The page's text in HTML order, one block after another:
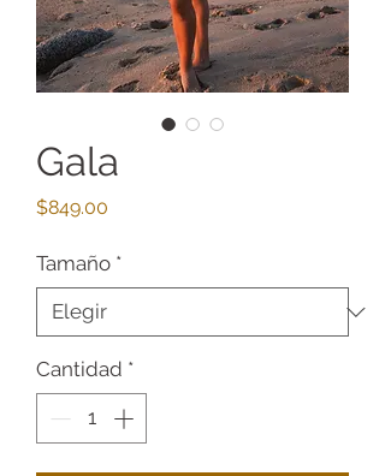
Gala
$849.00
Tamaño *
Cantidad *